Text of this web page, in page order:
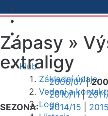
Klub
Základní údaje
Vedení a
Logo
Zápasy »
extraligy
SEZONA:
2006/07|
2010/11|
2014/15